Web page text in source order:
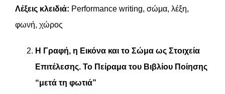
Λέξεις κλειδιά: Performance writing, σώμα, λέξη,
φωνή, χώρος
Η Γραφή, η Εικόνα και το Σώμα ως Στοιχεία
Επιτέλεσης. Το Πείραμα του Βιβλίου Ποίησης
“μετά τη φωτιά”